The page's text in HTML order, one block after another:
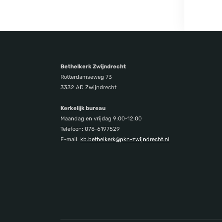
Bethelkerk Zwijndrecht
Rotterdamseweg 73
3332 AD Zwijndrecht
Kerkelijk bureau
Maandag en vrijdag 9:00-12:00
Telefoon: 078-6197529
E-mail: kb.bethelkerk@pkn-zwijndrecht.nl